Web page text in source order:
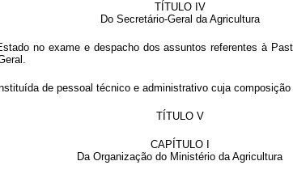
TÍTULO IV
Do Secretário-Geral da Agricultura
no exame e despacho dos assuntos referentes à
de pessoal técnico e administrativo cuja
TÍTULO V
CAPÍTULO I
Da Organização do Ministério da Agricultura